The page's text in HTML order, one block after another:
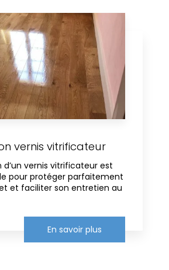
vernis vitrificateur
d’un vernis vitrificateur est
pour protéger parfaitement
et faciliter son entretien au
En savoir plus